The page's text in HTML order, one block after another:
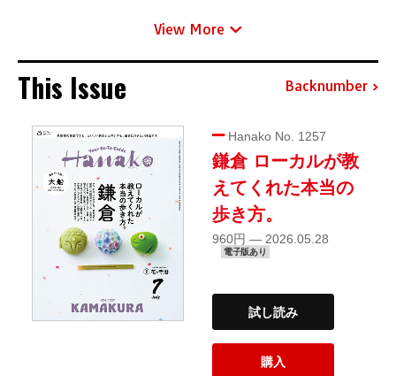
View More
This Issue Backnumber
Hanako No. 1257
鎌倉 ローカルが教
えてくれた本当の
歩き方。
960円 — 2026.05.28
電子版あり
試し読み
購入